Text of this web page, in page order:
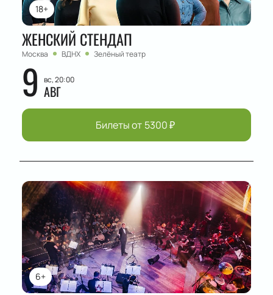
18+
ЖЕНСКИЙ СТЕНДАП
Москва ВДНХ Зелёный театр
9 вс, 20:00
АВГ
Билеты от 5300₽
6+